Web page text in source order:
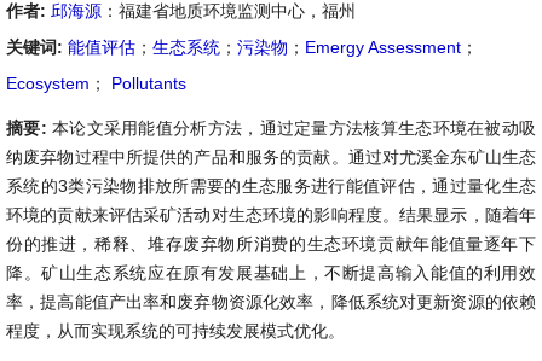
作者: 邱海源 ：福建省地质环境监测中心，福州
关键词: 能值评估 ； 生态系统 ； 污染物 ； Emergy Assessment ；
Ecosystem ； Pollutants
摘要: 本论文采用能值分析方法，通过定量方法核算生态环境在被动吸
纳废弃物过程中所提供的产品和服务的贡献。通过对尤溪金东矿山生态
系统的3类污染物排放所需要的生态服务进行能值评估，通过量化生态
环境的贡献来评估采矿活动对生态环境的影响程度。结果显示，随着年
份的推进，稀释、堆存废弃物所消费的生态环境贡献年能值量逐年下
降。矿山生态系统应在原有发展基础上，不断提高输入能值的利用效
率，提高能值产出率和废弃物资源化效率，降低系统对更新资源的依赖
程度，从而实现系统的可持续发展模式优化。